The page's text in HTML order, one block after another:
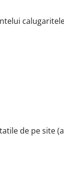
de pe site